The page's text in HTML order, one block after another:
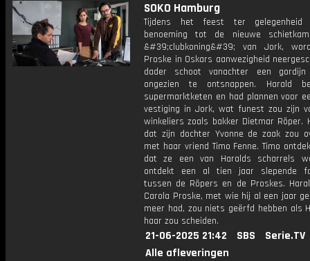
SOKO Hamburg
Tijdens het feest ter gelegenheid
benoeming tot de nieuwe
&#39;clubkoning&#39; van Jork,
Proske in Oskars aanwezigheid
dader schoot vanachter een
ongezien te ontsnappen. Harald
supermarktketen en had plannen voor
vestiging in Jork, wat funest zou zijn
winkeliers zoals bakker Dietmar Röper.
dat zijn dochter Yvonne de zaak zou
met haar vriend Timo Fenne. Timo
dat ze een van Haralds scharrels
ontdekt een al tien jaar slepende
tussen de Röpers en de Proskes.
Carola Proske, met wie hij al een jaar
meer had, zou niets geërfd hebben als
haar zou scheiden.
21-06-2025 21:42 SBS
Serie.TV
Alle afleveringen